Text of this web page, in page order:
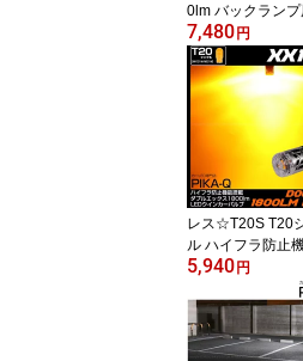
0lm バックランプ
ッジバルブ LEDカ
ホワイト 色温度
1セット2個入 ピ
ウ大人気！LEDモ
ーシリーズ 2球だ
ルーメン[RSL]
7,480 円
レス☆T20S T20
ル ハイフラ防止
ポン付け 抵抗いら
20シングル XX
エックス1800
ンカーバルブ
ー：アンバー 明
5,940 円